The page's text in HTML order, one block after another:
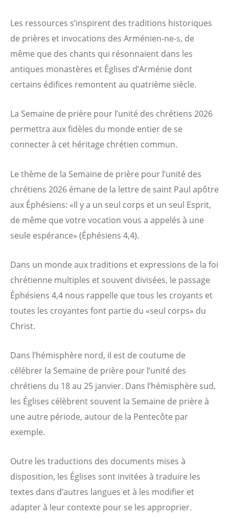
Les ressources s’inspirent des traditions historiques
de prières et invocations des Arménien-ne-s, de
même que des chants qui résonnaient dans les
antiques monastères et Églises d’Arménie dont
certains édifices remontent au quatrième siècle.
La Semaine de prière pour l’unité des chrétiens 2026
permettra aux fidèles du monde entier de se
connecter à cet héritage chrétien commun.
Le thème de la Semaine de prière pour l’unité des
chrétiens 2026 émane de la lettre de saint Paul apôtre
aux Éphésiens: «Il y a un seul corps et un seul Esprit,
de même que votre vocation vous a appelés à une
seule espérance» (Éphésiens 4,4).
Dans un monde aux traditions et expressions de la foi
chrétienne multiples et souvent divisées, le passage
Éphésiens 4,4 nous rappelle que tous les croyants et
toutes les croyantes font partie du «seul corps» du
Christ.
Dans l’hémisphère nord, il est de coutume de
célébrer la Semaine de prière pour l’unité des
chrétiens du 18 au 25 janvier. Dans l’hémisphère sud,
les Églises célèbrent souvent la Semaine de prière à
une autre période, autour de la Pentecôte par
exemple.
Outre les traductions des documents mises à
disposition, les Églises sont invitées à traduire les
textes dans d’autres langues et à les modifier et
adapter à leur contexte pour se les approprier.